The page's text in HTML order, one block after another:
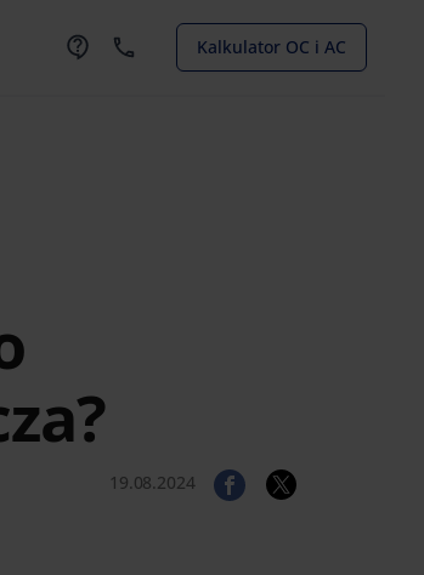
Kalkulator OC i AC
19.08.2024